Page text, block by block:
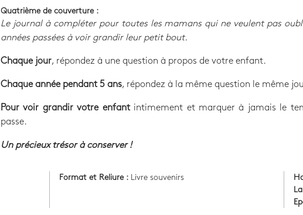
Quatrième de couverture :
Le journal à compléter pour toutes les mamans qui ne veulent pas
années passées à voir grandir leur petit bout.
Chaque jour, répondez à une question à propos de votre enfant.
Chaque année pendant 5 ans, répondez à la même question le même
Pour voir grandir votre enfantintimement et marquer à jamais le
passe.
Un précieux trésor à conserver !
Format et Reliure : Livre souvenirs